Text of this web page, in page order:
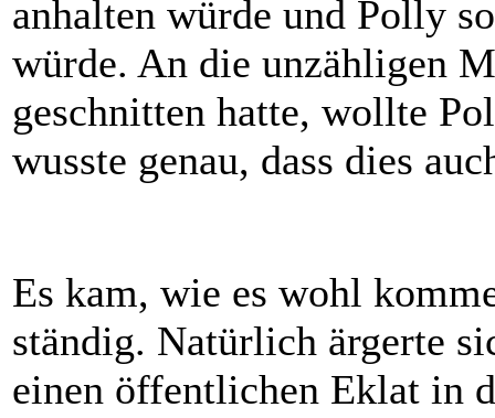
anhalten würde und Polly
würde. An die unzähligen
geschnitten hatte, wollte
wusste genau, dass dies
Es kam, wie es wohl
ständig. Natürlich ärgerte
einen öffentlichen Eklat in